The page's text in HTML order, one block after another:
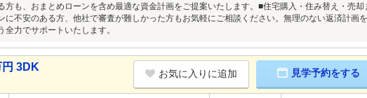
方も、おまとめローンを含め最適な資金計画をご提案いたします。■住宅購入・住み替え・売
に不安のある方、他社で審査が難しかった方もお気軽にご相談ください。無理のない返済計画
全力でサポートいたします。
3DK
お気に入りに追加 見学予約をする